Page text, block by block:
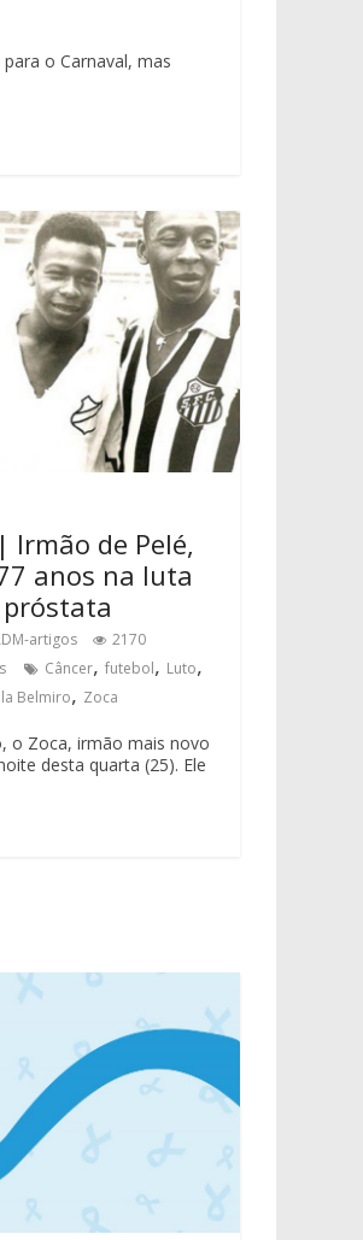
o Carnaval, mas
de Pelé,
anos na luta
artigos
2170
Câncer,futebol, Luto,
Belmiro, Zoca
o Zoca, irmão mais novo
desta quarta (25). Ele